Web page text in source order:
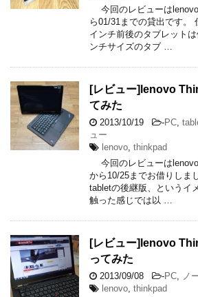
今回のレビューは
ら01/31までの貸出です。
インチ前後のタブレット
ンチサイズのタブ …
[レビュー]lenovo
てみた
2013/10/19 -PC,
ュー
lenovo, thinkpad
今回のレビューは
から10/25までお借りしま
tabletの後継版、というイ
触った感じでは以 …
[レビュー]lenovo
ってみた
2013/09/08 -PC, ノ
lenovo, thinkpad